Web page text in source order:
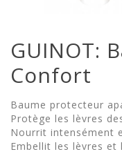
GUINOT:
Confort
Baume protecteur
Protège les lèvres
Nourrit intensément
Embellit les lèvres